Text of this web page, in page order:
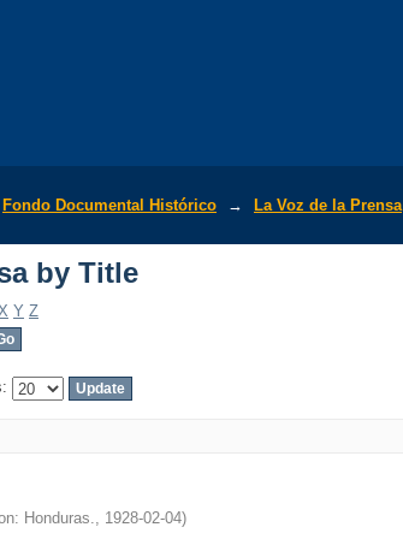
Fondo Documental Histórico → La Voz de la Prensa
by Title
Y Z
Honduras., 1928-02-04)